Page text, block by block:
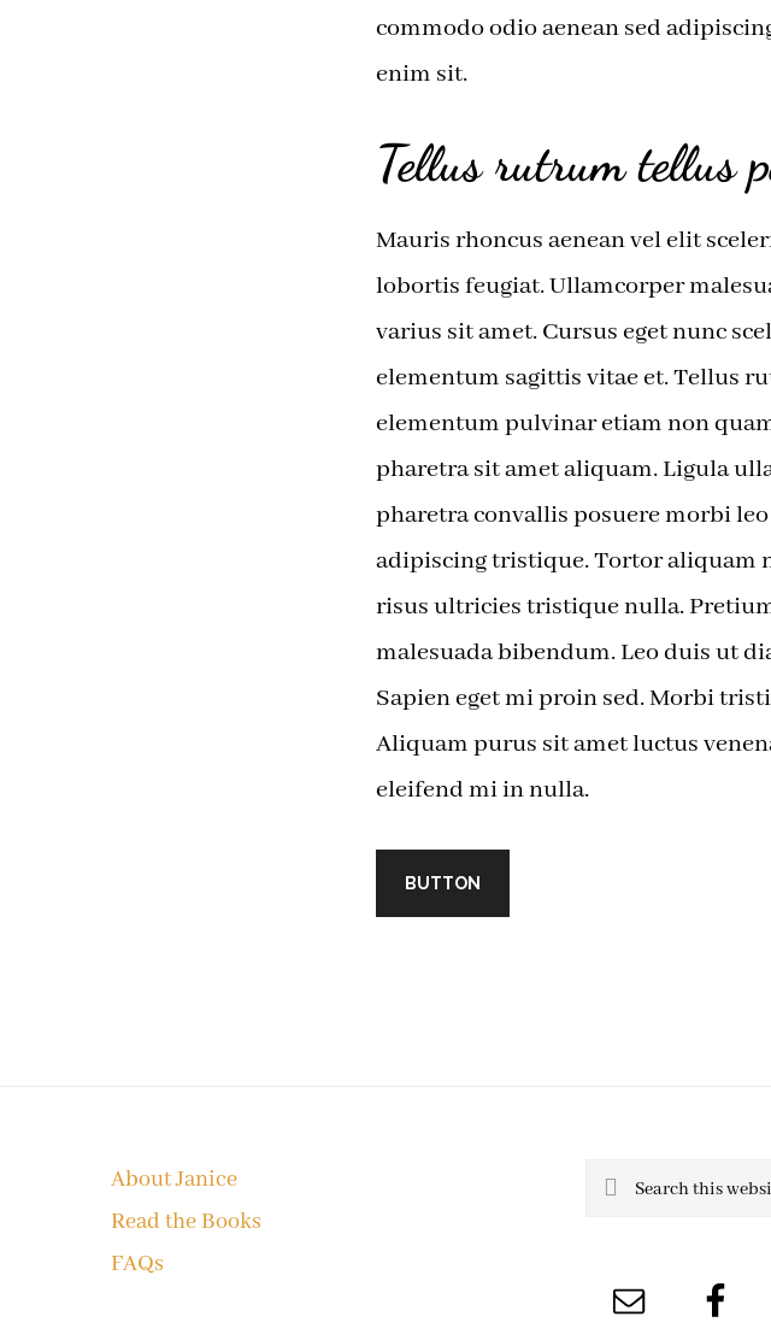
commodo odio aenean sed
enim sit.
Tellus rutrum tellus
Mauris rhoncus aenean vel elit
lobortis feugiat. Ullamcorper
varius sit amet. Cursus eget nunc
elementum sagittis vitae et. Tellus
elementum pulvinar etiam non
pharetra sit amet aliquam. Ligula
pharetra convallis posuere morbi
adipiscing tristique. Tortor aliquam
risus ultricies tristique nulla.
malesuada bibendum. Leo duis ut
Sapien eget mi proin sed. Morbi
Aliquam purus sit amet luctus
eleifend mi in nulla.
BUTTON
About Janice
Read the Books
FAQs
Search